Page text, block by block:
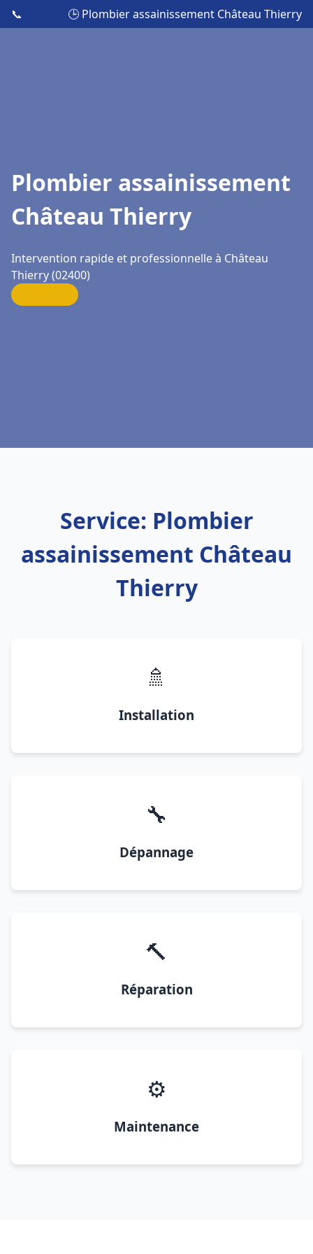
📞 🕒 Plombier assainissement Château Thierry
Plombier assainissement
Château Thierry
Intervention rapide et professionnelle à Château
Thierry (02400)
Service: Plombier
assainissement Château
Thierry
🚿
Installation
🔧
Dépannage
🔨
Réparation
⚙️
Maintenance